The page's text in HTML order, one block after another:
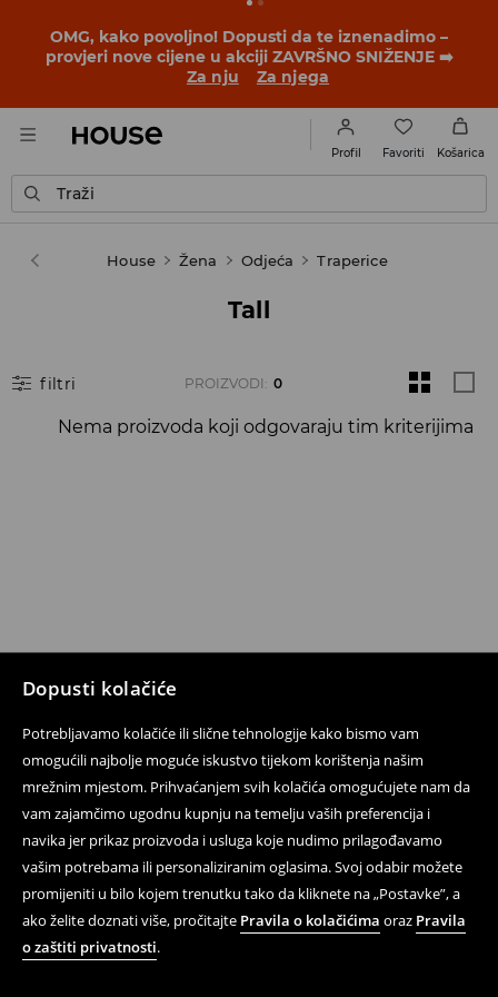
Dopusti kolačiće
Potrebljavamo kolačiće ili slične tehnologije kako bismo vam
omogućili najbolje moguće iskustvo tijekom korištenja našim
mrežnim mjestom. Prihvaćanjem svih kolačića omogućujete nam da
vam zajamčimo ugodnu kupnju na temelju vaših preferencija i
navika jer prikaz proizvoda i usluga koje nudimo prilagođavamo
vašim potrebama ili personaliziranim oglasima. Svoj odabir možete
promijeniti u bilo kojem trenutku tako da kliknete na „Postavke”, a
ako želite doznati više, pročitajte Pravila o kolačićima oraz Pravila
o zaštiti privatnosti.
OMG, kako povoljno! Dopusti da te iznenadimo –
provjeri nove cijene u akciji ZAVRŠNO SNIŽENJE ➡️
Za nju
Za njega
Profil Favoriti Košarica
Traži
House Žena Odjeća Traperice
Tall
filtri PROIZVODI : 0
Nema proizvoda koji odgovaraju tim kriterijima
Prati nas
Pomoć i kontakt
On-line kupovina
Propisi i Pravila privatnosti